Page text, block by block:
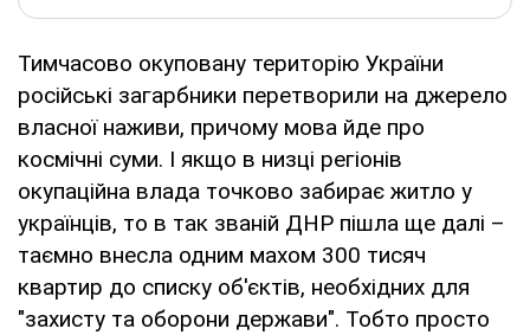
Тимчасово окуповану територію України
російські загарбники перетворили на джерело
власної наживи, причому мова йде про
космічні суми. І якщо в низці регіонів
окупаційна влада точково забирає житло у
українців, то в так званій ДНР пішла ще далі –
таємно внесла одним махом 300 тисяч
квартир до списку об'єктів, необхідних для
"захисту та оборони держави". Тобто просто